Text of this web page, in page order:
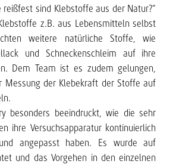
reißfest sind Klebstoffe aus der Natur?“
z.B. aus Lebensmitteln selbst
weitere natürliche Stoffe, wie
und Schneckenschleim auf ihre
Dem Team ist es zudem gelungen,
Messung der Klebekraft der Stoffe auf
besonders beeindruckt, wie die sehr
ihre Versuchsapparatur kontinuierlich
angepasst haben. Es wurde auf
und das Vorgehen in den einzelnen